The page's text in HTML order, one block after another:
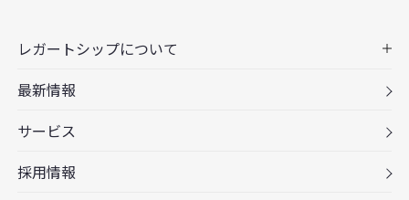
レガートシップについて
最新情報
サービス
採用情報